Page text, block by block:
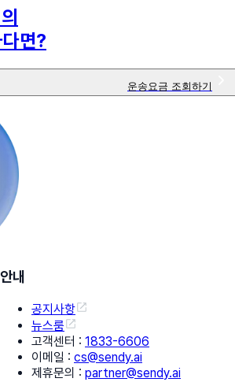
면?
운송요금 조회하기
안내
공지사항
뉴스룸
고객센터 : 1833-6606
이메일 : cs@sendy.ai
제휴문의 : partner@sendy.ai